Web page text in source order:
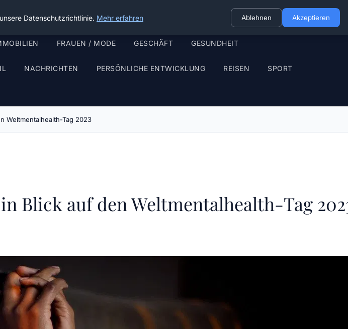
FRAUEN / MODE GESCHÄFT GESUNDHEIT
NACHRICHTEN PERSÖNLICHE ENTWICKLUNG REISEN SPORT
Weltmentalhealth-Tag 2023
Blick auf den Weltmentalhealth-Tag
Datenschutzrichtlinie. Mehr erfahren Ablehnen Akzeptieren